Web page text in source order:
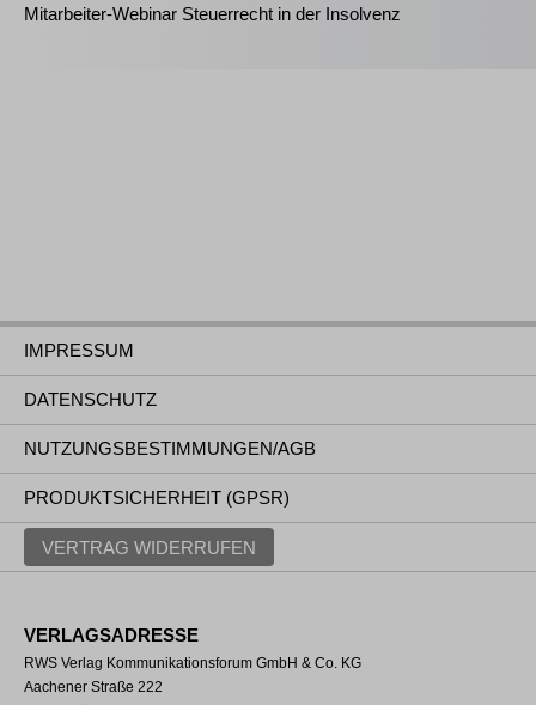
Mitarbeiter-Webinar Steuerrecht in der Insolvenz
IMPRESSUM
DATENSCHUTZ
NUTZUNGSBESTIMMUNGEN/AGB
PRODUKTSICHERHEIT (GPSR)
VERTRAG WIDERRUFEN
VERLAGSADRESSE
RWS Verlag Kommunikationsforum GmbH & Co. KG
Aachener Straße 222